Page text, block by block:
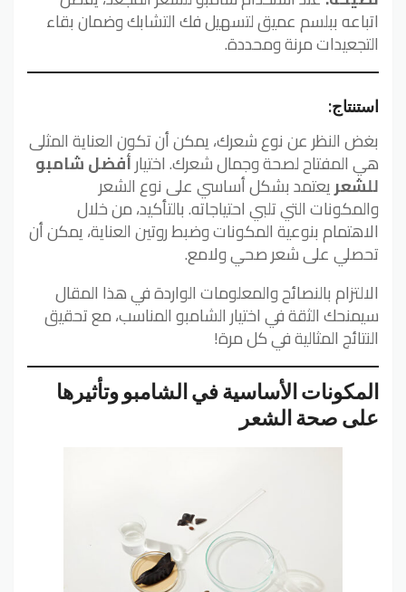
اتباعه ببلسم عميق لتسهيل فك التشابك وضمان بقاء
التجعيدات مرنة ومحددة.
استنتاج:
بغض النظر عن نوع شعرك، يمكن أن تكون العناية المثلى
هي المفتاح لصحة وجمال شعرك. اختيارأفضل شامبو
للشعريعتمد بشكل أساسي على نوع الشعر
والمكونات التي تلبي احتياجاته. بالتأكيد، من خلال
الاهتمام بنوعية المكونات وضبط روتين العناية، يمكن أن
تحصلي على شعر صحي ولامع.
الالتزام بالنصائح والمعلومات الواردة في هذا المقال
سيمنحك الثقة في اختيار الشامبو المناسب، مع تحقيق
النتائج المثالية في كل مرة!
المكونات الأساسية في الشامبو وتأثيرها
على صحة الشعر